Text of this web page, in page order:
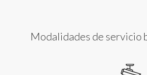
Modalidades de servicio